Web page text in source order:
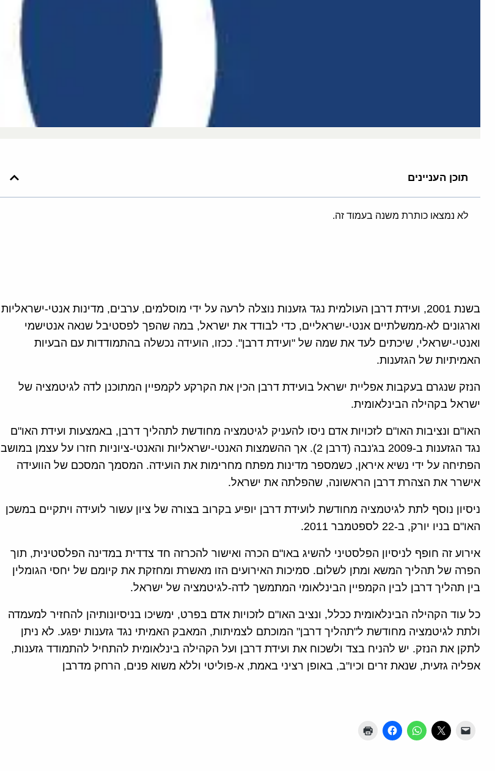
תוכן העניינים
לא נמצאו כותרת משנה בעמוד זה.
בשנת 2001, ועידת דרבן העולמית נגד גזענות נוצלה לרעה על ידי מוסלמים, ערבים, מדינות אנטי-ישראליות
וארגונים לא-ממשלתיים אנטי-ישראליים, כדי לבודד את ישראל, במה שהפך לפסטיבל שנאה אנטישמי
ואנטי-ישראלי, שיכתים לעד את שמה של "ועידת דרבן". ככזו, הועידה נכשלה בהתמודדות עם הבעיות
האמיתיות של הגזענות.
הנזק שנגרם בעקבות אפליית ישראל בועידת דרבן הכין את הקרקע לקמפיין המתוכנן לדה לגיטמציה של
ישראל בקהילה הבינלאומית.
האו"ם ונציבות האו"ם לזכויות אדם ניסו להעניק לגיטמציה מחודשת לתהליך דרבן, באמצעות ועידת האו"ם
נגד הגזענות ב-2009 בג'נבה (דרבן 2). אך ההשמצות האנטי-ישראליות והאנטי-ציוניות חזרו על עצמן במושב
הפתיחה על ידי נשיא איראן, כשמספר מדינות מפתח מחרימות את הועידה. המסמך המסכם של הוועידה
אישרר את הצהרת דרבן הראשונה, שהפלתה את ישראל.
ניסיון נוסף לתת לגיטמציה מחודשת לועידת דרבן יופיע בקרוב בצורה של ציון עשור לועידה ויתקיים במשכן
האו"ם בניו יורק, ב-22 לספטמבר 2011.
אירוע זה חופף לניסיון הפלסטיני להשיג באו"ם הכרה ואישור להכרזה חד צדדית במדינה הפלסטינית, תוך
הפרה של תהליך המשא ומתן לשלום. סמיכות האירועים הזו מאשרת ומחזקת את קיומם של יחסי הגומלין
בין תהליך דרבן לבין הקמפיין הבינלאומי המתמשך לדה-לגיטמציה של ישראל.
כל עוד הקהילה הבינלאומית ככלל, ונציב האו"ם לזכויות אדם בפרט, ימשיכו בניסיונותיהן להחזיר למעמדה
ולתת לגיטמציה מחודשת ל"תהליך דרבן" המוכתם לצמיתות, המאבק האמיתי נגד גזענות יפגע. לא ניתן
לתקן את הנזק. יש להניח בצד ולשכוח את ועידת דרבן ועל הקהילה בינלאומית להתחיל להתמודד גזענות,
אפליה גזעית, שנאת זרים וכיו"ב, באופן רציני באמת, א-פוליטי וללא משוא פנים, הרחק מדרבן